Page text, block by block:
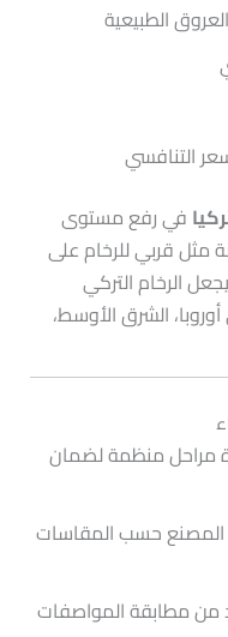
الطبيعية
التنافسي
في رفع مستوى
قربي للرخام على
الرخام التركي
الشرق الأوسط،
مراحل منظمة لضمان
حسب المقاسات
من مطابقة المواصفات